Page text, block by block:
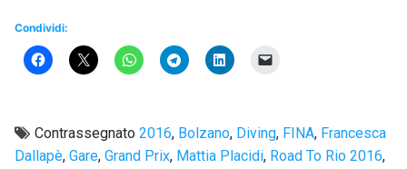
Condividi:
Contrassegnato 2016, Bolzano, Diving, FINA, Francesca
Dallapè, Gare, Grand Prix, Mattia Placidi, Road To Rio 2016,